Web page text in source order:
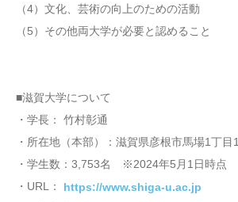
（4）文化、芸術の向上のための活動
（5）その他両大学が必要と認めること
■滋賀大学について
・学長： 竹村彰通
・所在地（本部）：滋賀県彦根市馬場1丁目
・学生数：3,753名 ※2024年5月1日時点
・URL： https://www.shiga-u.ac.jp